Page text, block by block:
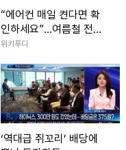
“에어컨 매일 켠다면 확
인하세요”…여름철 전기
화재 줄이는 점검법
위키푸디
‘역대급 쥐꼬리’ 배당에